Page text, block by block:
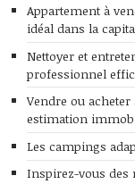
Appartement à
idéal dans la
Nettoyer et
professionnel
Vendre ou
estimation
Les campings
Inspirez-vous des